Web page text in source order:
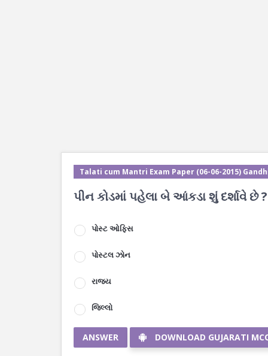
Talati cum Mantri Exam Paper (06-06-2015)
પીન કોડમાં પહેલા બે આંકડા શું દર્શાવે છે ?
પોસ્ટ ઓફિસ
પોસ્ટલ ઝોન
રાજ્ય
જિલ્લો
ANSWER DOWNLOAD GUJARATI